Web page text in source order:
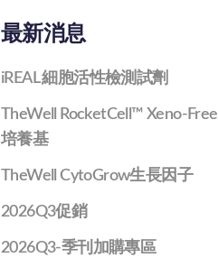
最新消息
iREAL 細胞活性檢測試劑
TheWell RocketCell™ Xeno-Free
培養基
TheWell CytoGrow生長因子
2026Q3促銷
2026Q3-季刊加購專區